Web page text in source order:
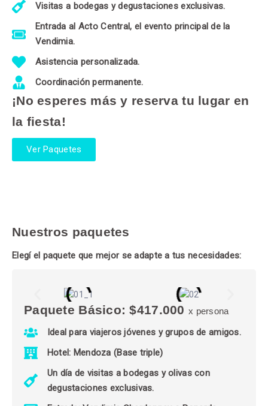
Visitas a bodegas y degustaciones exclusivas.
Entrada al Acto Central, el evento principal de la
Vendimia.
Asistencia personalizada.
Coordinación permanente.
¡No esperes más y reserva tu lugar en
la fiesta!
Ver Paquetes
Nuestros paquetes
Elegí el paquete que mejor se adapte a tus necesidades:
Paquete Básico: $417.000 x persona
Ideal para viajeros jóvenes y grupos de amigos.
Hotel: Mendoza (Base triple)
Un día de visitas a bodegas y olivas con
degustaciones exclusivas.